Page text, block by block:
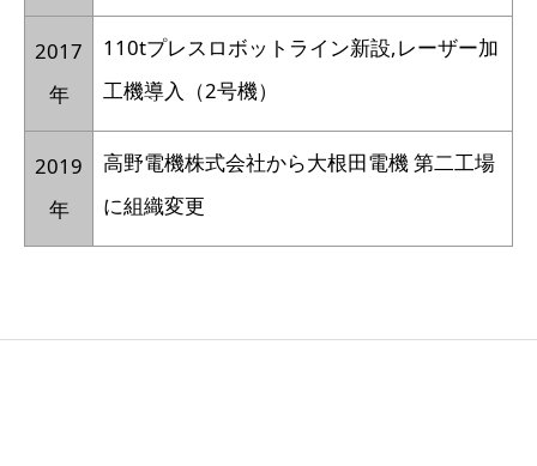
2017
年
110tプレスロボットライン新設,レーザー加
工機導入（2号機）
2019
年
高野電機株式会社から大根田電機 第二工場
に組織変更